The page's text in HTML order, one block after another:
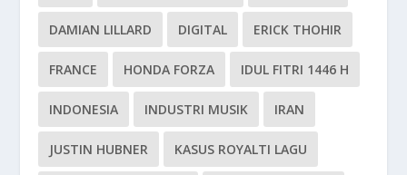
DAMIAN LILLARD DIGITAL ERICK THOHIR
FRANCE HONDA FORZA IDUL FITRI 1446 H
INDONESIA INDUSTRI MUSIK IRAN
JUSTIN HUBNER KASUS ROYALTI LAGU